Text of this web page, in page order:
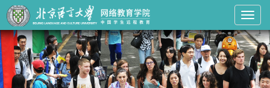
Toggle